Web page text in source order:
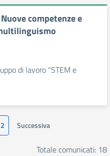
competenze e
di lavoro "STEM e
2 Successiva
Totale comunicati: 18